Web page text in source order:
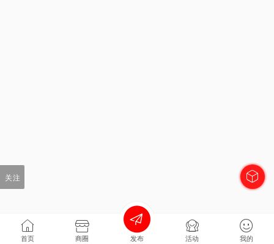
首页 商圈 发布 活动 我的
关注